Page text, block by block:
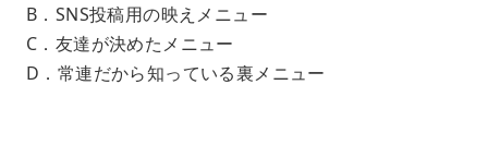
B．SNS投稿用の映えメニュー
C．友達が決めたメニュー
D．常連だから知っている裏メニュー